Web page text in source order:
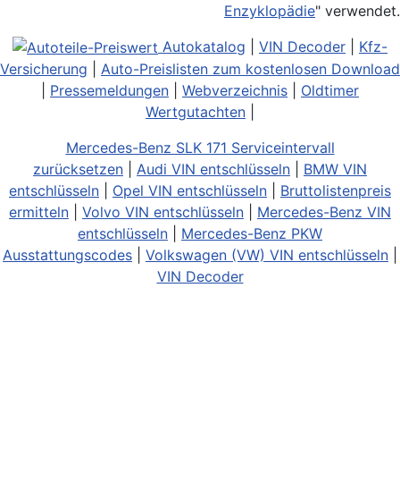
Enzyklopädie" verwendet.
Autokatalog
VIN Decoder
Kfz-
Versicherung
Auto-Preislisten zum kostenlosen Download
Pressemeldungen Webverzeichnis
Oldtimer
Wertgutachten
Mercedes-Benz SLK 171 Serviceintervall
zurücksetzen
Audi VIN entschlüsseln
BMW VIN
entschlüsseln
Opel VIN entschlüsseln
Bruttolistenpreis
ermitteln
Volvo VIN entschlüsseln
Mercedes-Benz VIN
entschlüsseln
Mercedes-Benz PKW
Ausstattungscodes
Volkswagen (VW) VIN entschlüsseln
VIN Decoder